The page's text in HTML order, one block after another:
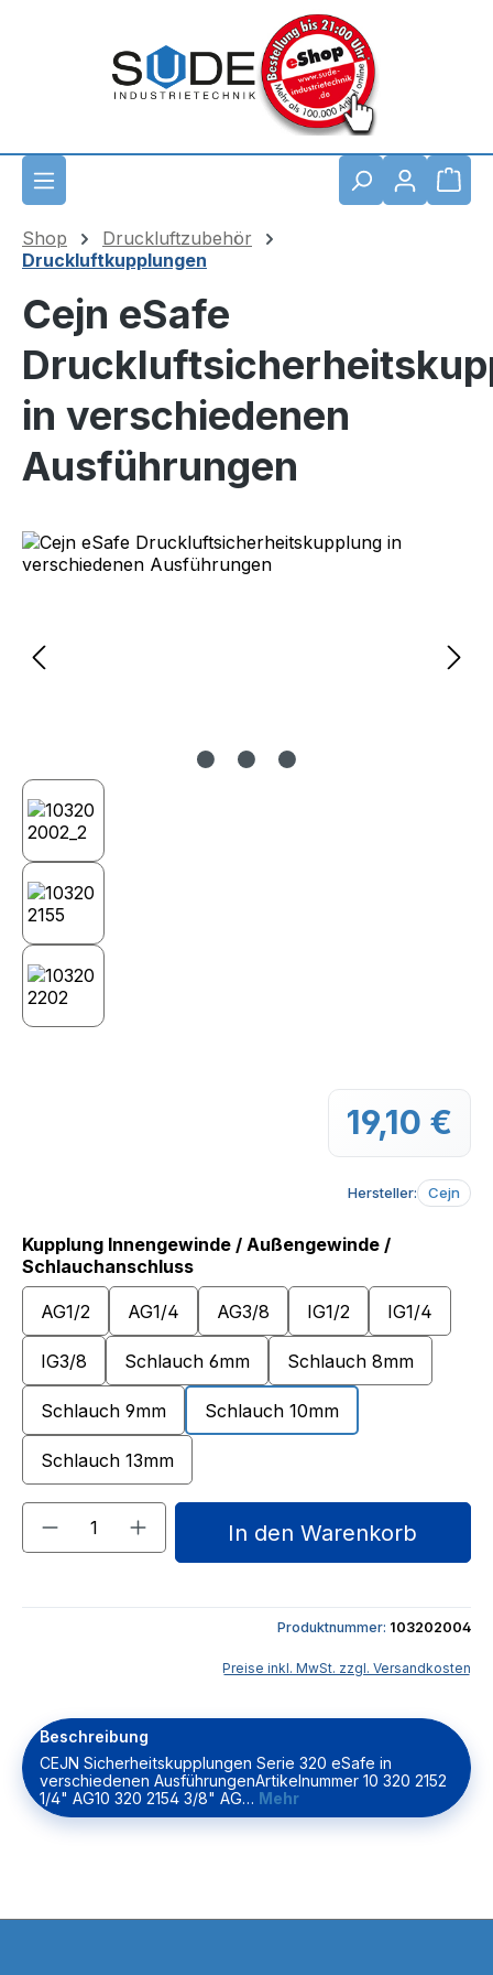
Shop
Druckluftzubehör
Druckluftkupplungen
Cejn eSafe
in verschiedenen
Ausführungen
Bildergalerie überspringen
19,10 €
Hersteller: Cejn
Kupplung Innengewinde / Außengewinde /
Schlauchanschlussauswählen
AG1/2 AG1/4 AG3/8 IG1/2 IG1/4
IG3/8 Schlauch 6mm Schlauch 8mm
Schlauch 9mm Schlauch 10mm
Schlauch 13mm
Produkt Anzahl: Gib den
In den Warenkorb
Produktnummer: 103202004
Preise inkl. MwSt. zzgl. Versandkosten
Beschreibung
CEJN Sicherheitskupplungen Serie 320 eSafe in
verschiedenen AusführungenArtikelnummer 10 320 2152
1/4" AG10 320 2154 3/8" AG… Mehr